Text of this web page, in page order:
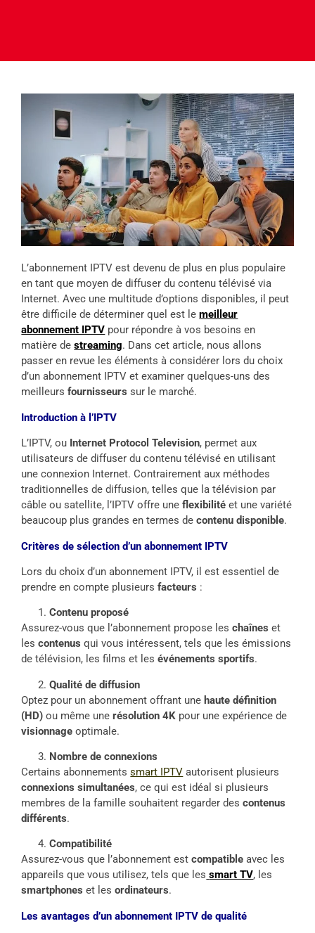
L’abonnement IPTV est devenu de plus en plus populaire
en tant que moyen de diffuser du contenu télévisé via
Internet. Avec une multitude d’options disponibles, il peut
être difficile de déterminer quel est lemeilleur
abonnement IPTV pour répondre à vos besoins en
matière destreaming. Dans cet article, nous allons
passer en revue les éléments à considérer lors du choix
d’un abonnement IPTV et examiner quelques-uns des
meilleursfournisseurs sur le marché.
Introduction à l’IPTV
L’IPTV, ou Internet Protocol Television, permet aux
utilisateurs de diffuser du contenu télévisé en utilisant
une connexion Internet. Contrairement aux méthodes
traditionnelles de diffusion, telles que la télévision par
câble ou satellite, l’IPTV offre uneflexibilité et une variété
beaucoup plus grandes en termes decontenu disponible.
Critères de sélection d’un abonnement IPTV
Lors du choix d’un abonnement IPTV, il est essentiel de
prendre en compte plusieursfacteurs :
Contenu proposé
Assurez-vous que l’abonnement propose leschaînes et
lescontenus qui vous intéressent, tels que les émissions
de télévision, les films et lesévénements sportifs.
Qualité de diffusion
Optez pour un abonnement offrant une haute définition
(HD) ou même unerésolution 4K pour une expérience de
visionnage optimale.
Nombre de connexions
Certains abonnementssmart IPTV autorisent plusieurs
connexions simultanées, ce qui est idéal si plusieurs
membres de la famille souhaitent regarder descontenus
différents.
Compatibilité
Assurez-vous que l’abonnement estcompatible avec les
appareils que vous utilisez, tels que les smart TV, les
smartphones et lesordinateurs.
Les avantages d’un abonnement IPTV de qualité